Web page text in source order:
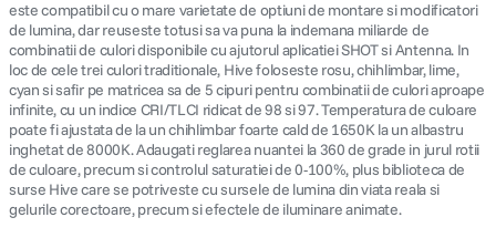
este compatibil cu o mare varietate de optiuni de montare si modificatori
de lumina, dar reuseste totusi sa va puna la indemana miliarde de
combinatii de culori disponibile cu ajutorul aplicatiei SHOT si Antenna. In
loc de cele trei culori traditionale, Hive foloseste rosu, chihlimbar, lime,
cyan si safir pe matricea sa de 5 cipuri pentru combinatii de culori aproape
infinite, cu un indice CRI/TLCI ridicat de 98 si 97. Temperatura de culoare
poate fi ajustata de la un chihlimbar foarte cald de 1650K la un albastru
inghetat de 8000K. Adaugati reglarea nuantei la 360 de grade in jurul rotii
de culoare, precum si controlul saturatiei de 0-100%, plus biblioteca de
surse Hive care se potriveste cu sursele de lumina din viata reala si
gelurile corectoare, precum si efectele de iluminare animate.